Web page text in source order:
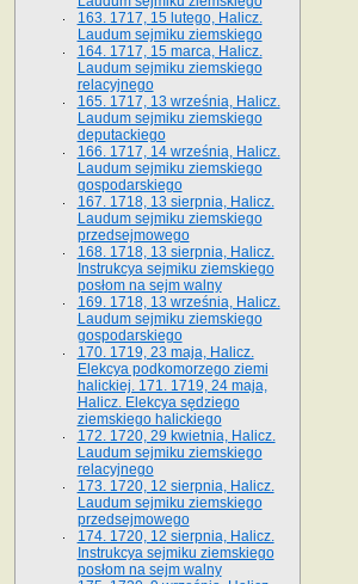
163. 1717, 15 lutego, Halicz.
Laudum sejmiku ziemskiego
164. 1717, 15 marca, Halicz.
Laudum sejmiku ziemskiego
relacyjnego
165. 1717, 13 września, Halicz.
Laudum sejmiku ziemskiego
deputackiego
166. 1717, 14 września, Halicz.
Laudum sejmiku ziemskiego
gospodarskiego
167. 1718, 13 sierpnia, Halicz.
Laudum sejmiku ziemskiego
przedsejmowego
168. 1718, 13 sierpnia, Halicz.
Instrukcya sejmiku ziemskiego
posłom na sejm walny
169. 1718, 13 września, Halicz.
Laudum sejmiku ziemskiego
gospodarskiego
170. 1719, 23 maja, Halicz.
Elekcya podkomorzego ziemi
halickiej. 171. 1719, 24 maja,
Halicz. Elekcya sędziego
ziemskiego halickiego
172. 1720, 29 kwietnia, Halicz.
Laudum sejmiku ziemskiego
relacyjnego
173. 1720, 12 sierpnia, Halicz.
Laudum sejmiku ziemskiego
przedsejmowego
174. 1720, 12 sierpnia, Halicz.
Instrukcya sejmiku ziemskiego
posłom na sejm walny